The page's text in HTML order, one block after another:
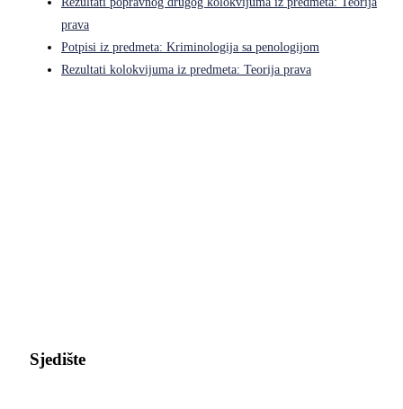
prava
Potpisi iz predmeta: Kriminologija sa penologijom
Rezultati kolokvijuma iz predmeta: Teorija prava
Sjedište